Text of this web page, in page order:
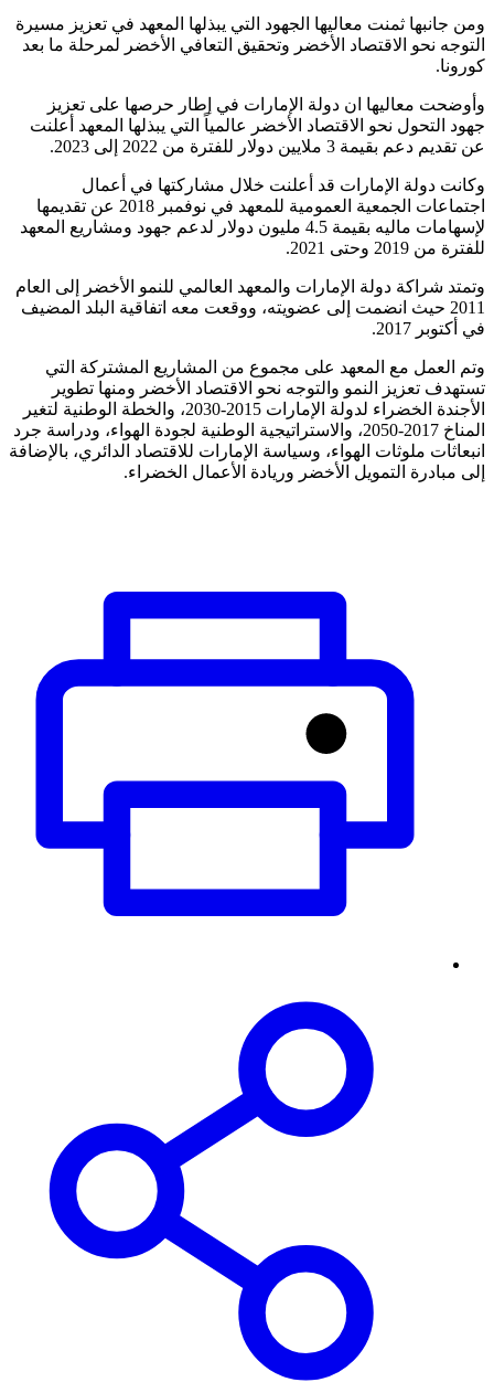
ومن جانبها ثمنت معاليها الجهود التي يبذلها المعهد في تعزيز مسيرة
التوجه نحو الاقتصاد الأخضر وتحقيق التعافي الأخضر لمرحلة ما بعد
كورونا.
وأوضحت معاليها ان دولة الإمارات في إطار حرصها على تعزيز
جهود التحول نحو الاقتصاد الأخضر عالمياً التي يبذلها المعهد أعلنت
عن تقديم دعم بقيمة 3 ملايين دولار للفترة من 2022 إلى 2023.
وكانت دولة الإمارات قد أعلنت خلال مشاركتها في أعمال
اجتماعات الجمعية العمومية للمعهد في نوفمبر 2018 عن تقديمها
لإسهامات ماليه بقيمة 4.5 مليون دولار لدعم جهود ومشاريع المعهد
للفترة من 2019 وحتى 2021.
وتمتد شراكة دولة الإمارات والمعهد العالمي للنمو الأخضر إلى العام
2011 حيث انضمت إلى عضويته، ووقعت معه اتفاقية البلد المضيف
في أكتوبر 2017.
وتم العمل مع المعهد على مجموع من المشاريع المشتركة التي
تستهدف تعزيز النمو والتوجه نحو الاقتصاد الأخضر ومنها تطوير
الأجندة الخضراء لدولة الإمارات 2015-2030، والخطة الوطنية لتغير
المناخ 2017-2050، والاستراتيجية الوطنية لجودة الهواء، ودراسة جرد
انبعاثات ملوثات الهواء، وسياسة الإمارات للاقتصاد الدائري، بالإضافة
إلى مبادرة التمويل الأخضر وريادة الأعمال الخضراء.